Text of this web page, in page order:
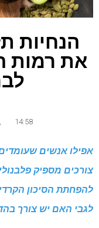
הנחיות
את רמות
14:58
אפילו אנשים
צורכים מספיק
להפחתת הסיכון
לגבי האם יש צורך